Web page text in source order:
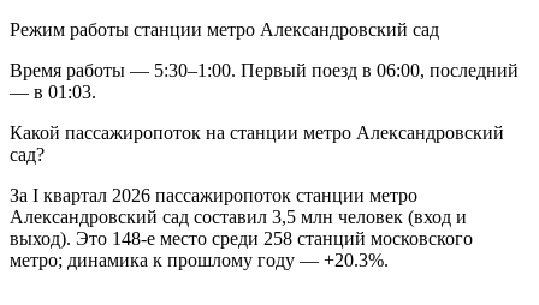
Режим работы станции метро Александровский сад
Время работы — 5:30–1:00. Первый поезд в 06:00, последний
— в 01:03.
Какой пассажиропоток на станции метро Александровский
сад?
За I квартал 2026 пассажиропоток станции метро
Александровский сад составил 3,5 млн человек (вход и
выход). Это 148-е место среди 258 станций московского
метро; динамика к прошлому году — +20.3%.